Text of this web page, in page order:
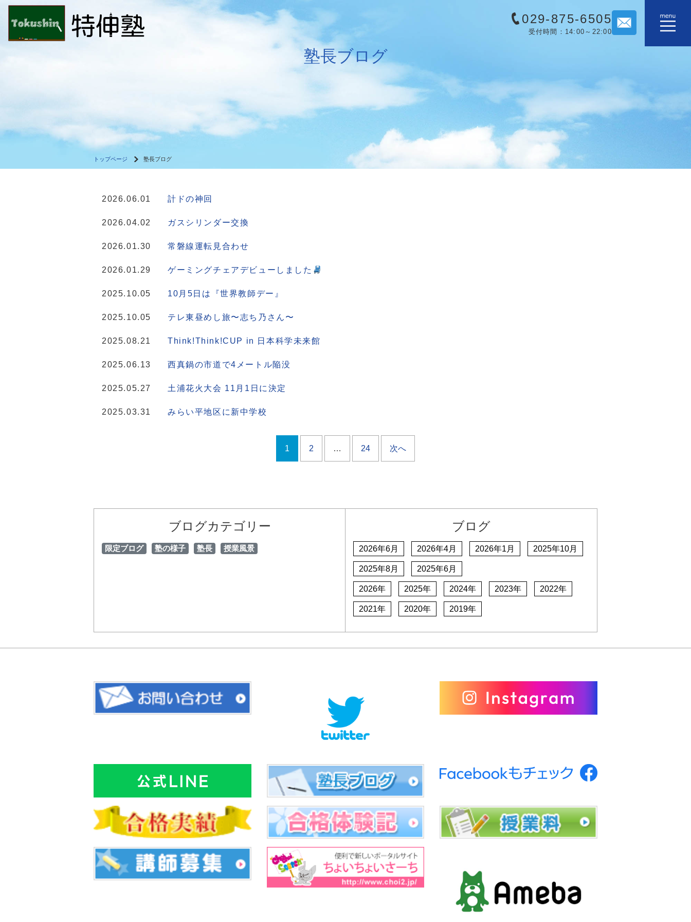
029-875-6505
受付時間：14:00～22:00
塾長ブログ
トップページ 塾長ブログ
2026.06.01 計ドの神回
2026.04.02 ガスシリンダー交換
2026.01.30 常磐線運転見合わせ
2026.01.29 ゲーミングチェアデビューしました
2025.10.05 10月5日は『世界教師デー』
2025.10.05 テレ東昼めし旅〜志ち乃さん〜
2025.08.21 Think!Think!CUP in 日本科学未来館
2025.06.13 西真鍋の市道で4メートル陥没
2025.05.27 土浦花火大会 11月1日に決定
2025.03.31 みらい平地区に新中学校
1 2 … 24 次へ
ブログカテゴリー
限定ブログ 塾の様子 塾長 授業風景
ブログ
2026年6月 2026年4月 2026年1月 2025年10月
2025年8月 2025年6月
2026年 2025年 2024年 2023年 2022年
2021年 2020年 2019年